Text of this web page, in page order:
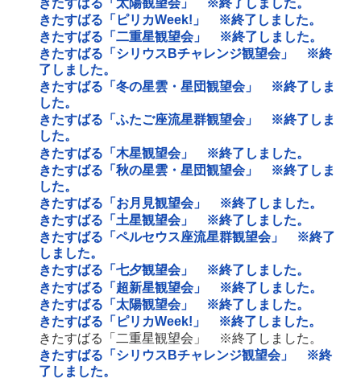
きたすばる「ピリカWeek!」 ※終了しました。
きたすばる「二重星観望会」 ※終了しました。
きたすばる「シリウスBチャレンジ観望会」 ※終
了しました。
きたすばる「冬の星雲・星団観望会」 ※終了しま
した。
きたすばる「ふたご座流星群観望会」 ※終了しま
した。
きたすばる「木星観望会」 ※終了しました。
きたすばる「秋の星雲・星団観望会」 ※終了しま
した。
きたすばる「お月見観望会」 ※終了しました。
きたすばる「土星観望会」 ※終了しました。
きたすばる「ペルセウス座流星群観望会」 ※終了
しました。
きたすばる「七夕観望会」 ※終了しました。
きたすばる「超新星観望会」 ※終了しました。
きたすばる「太陽観望会」 ※終了しました。
きたすばる「ピリカWeek!」 ※終了しました。
きたすばる「二重星観望会」 ※終了しました。
きたすばる「シリウスBチャレンジ観望会」 ※終
了しました。